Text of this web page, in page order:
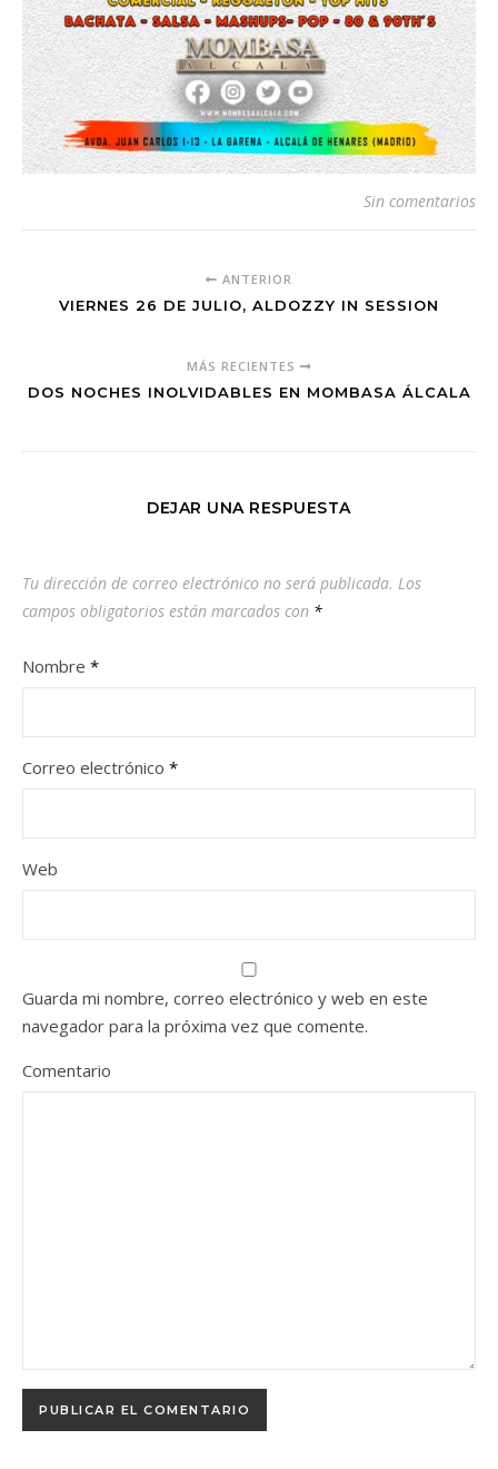
Sin comentarios
ANTERIOR
VIERNES 26 DE JULIO, ALDOZZY IN SESSION
MÁS RECIENTES
DOS NOCHES INOLVIDABLES EN MOMBASA ÁLCALA
DEJAR UNA RESPUESTA
Tu dirección de correo electrónico no será publicada. Los
campos obligatorios están marcados con *
Nombre *
Correo electrónico *
Web
Guarda mi nombre, correo electrónico y web en este
navegador para la próxima vez que comente.
Comentario